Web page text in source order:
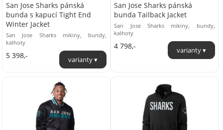
San Jose Sharks pánská
bunda s kapucí Tight End
Winter Jacket
San Jose Sharks mikiny, bundy,
kalhoty
5 398,-
San Jose Sharks pánská
bunda Tailback Jacket
San Jose Sharks mikiny, bundy,
kalhoty
4 798,-